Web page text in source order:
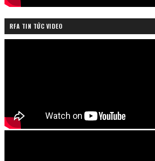
RFA TIN TỨC VIDEO